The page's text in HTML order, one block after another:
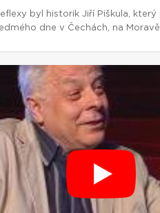
byl historik Jiří Piškula, který
dne v Čechách, na Moravě